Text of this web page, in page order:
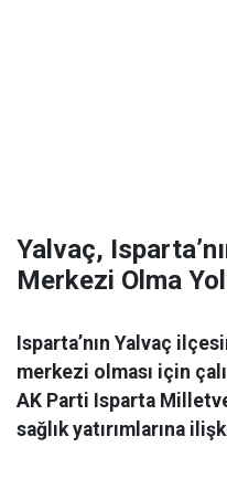
Yalvaç,
Merkezi Olma
Isparta’nın Yalvaç
merkezi olması için
AK Parti Isparta
sağlık yatırımlarına